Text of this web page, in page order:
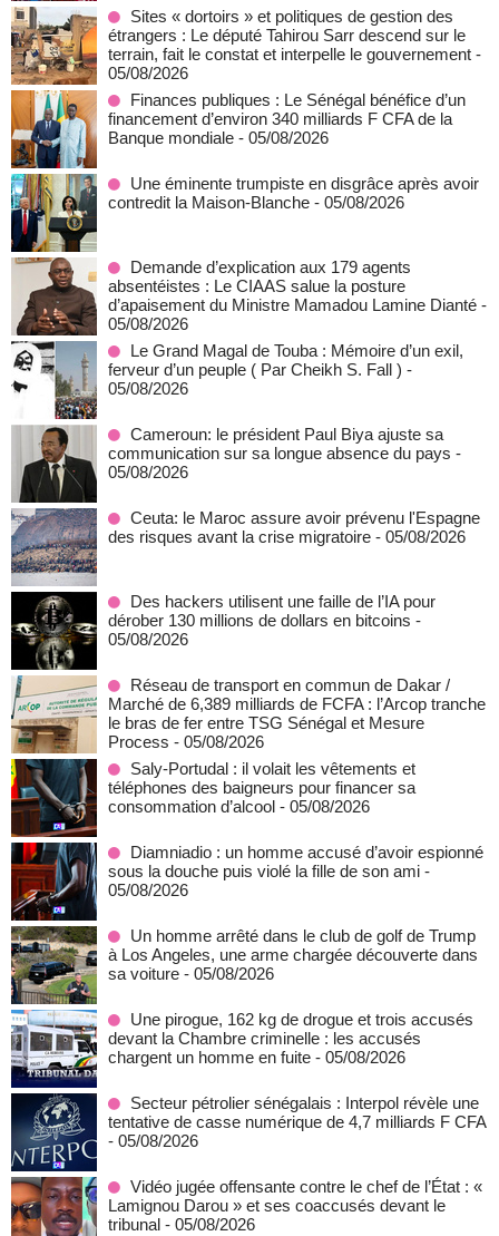
Sites « dortoirs » et politiques de gestion des
étrangers : Le député Tahirou Sarr descend sur le
terrain, fait le constat et interpelle le gouvernement -
05/08/2026
Finances publiques : Le Sénégal bénéfice d’un
financement d’environ 340 milliards F CFA de la
Banque mondiale - 05/08/2026
Une éminente trumpiste en disgrâce après avoir
contredit la Maison-Blanche - 05/08/2026
Demande d’explication aux 179 agents
absentéistes : Le CIAAS salue la posture
d’apaisement du Ministre Mamadou Lamine Dianté -
05/08/2026
Le Grand Magal de Touba : Mémoire d’un exil,
ferveur d’un peuple ( Par Cheikh S. Fall ) -
05/08/2026
Cameroun: le président Paul Biya ajuste sa
communication sur sa longue absence du pays -
05/08/2026
Ceuta: le Maroc assure avoir prévenu l'Espagne
des risques avant la crise migratoire - 05/08/2026
Des hackers utilisent une faille de l’IA pour
dérober 130 millions de dollars en bitcoins -
05/08/2026
Réseau de transport en commun de Dakar /
Marché de 6,389 milliards de FCFA : l’Arcop tranche
le bras de fer entre TSG Sénégal et Mesure
Process - 05/08/2026
Saly-Portudal : il volait les vêtements et
téléphones des baigneurs pour financer sa
consommation d’alcool - 05/08/2026
Diamniadio : un homme accusé d’avoir espionné
sous la douche puis violé la fille de son ami -
05/08/2026
Un homme arrêté dans le club de golf de Trump
à Los Angeles, une arme chargée découverte dans
sa voiture - 05/08/2026
Une pirogue, 162 kg de drogue et trois accusés
devant la Chambre criminelle : les accusés
chargent un homme en fuite - 05/08/2026
Secteur pétrolier sénégalais : Interpol révèle une
tentative de casse numérique de 4,7 milliards F CFA
- 05/08/2026
Vidéo jugée offensante contre le chef de l’État : «
Lamignou Darou » et ses coaccusés devant le
tribunal - 05/08/2026